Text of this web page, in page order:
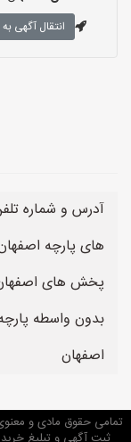
انتقال آگهی
آدرس و شماره
های پارچه
پخش های
بدون واسطه
اصفهان
تمامی حقوق مادی و